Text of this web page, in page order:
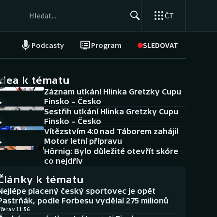
ČT
Podcasty Program SLEDOVAT
NEPŘEHLÉDNĚTE
Historické návraty
Aplikace ČT sport
AZ kvíz
k tématu
Záznam utkání Hlinka Gretzky Cupu
Finsko – Česko
Sestřih utkání Hlinka Gretzky Cupu
Finsko – Česko
Vítězstvím 4:0 nad Táborem zahájil
Motor letní přípravu
Hörnig: Bylo důležité otevřít skóre
co nejdřív
k tématu
placený český sportovec je opět
podle Forbesu vydělal 275 milionů
v 11:56